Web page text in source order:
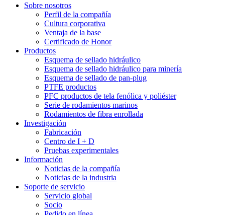
Sobre nosotros
Perfil de la compañía
Cultura corporativa
Ventaja de la base
Certificado de Honor
Productos
Esquema de sellado hidráulico
Esquema de sellado hidráulico para minería
Esquema de sellado de pan-plug
PTFE productos
PFC productos de tela fenólica y poliéster
Serie de rodamientos marinos
Rodamientos de fibra enrollada
Investigación
Fabricación
Centro de I + D
Pruebas experimentales
Información
Noticias de la compañía
Noticias de la industria
Soporte de servicio
Servicio global
Socio